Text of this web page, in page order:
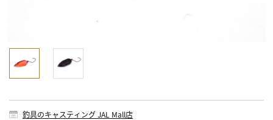
釣具のキャスティング JAL Mall店